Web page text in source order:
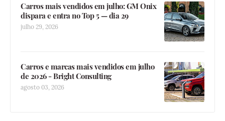
Carros mais vendidos em julho: GM Onix
dispara e entra no Top 5 — dia 29
julho 29, 2026
Carros e marcas mais vendidos em julho
de 2026 - Bright Consulting
agosto 03, 2026